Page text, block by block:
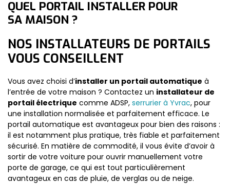
QUEL PORTAIL INSTALLER POUR
SA MAISON ?
NOS INSTALLATEURS DE PORTAILS
VOUS CONSEILLENT
Vous avez choisi d’installer un portail automatique à
l’entrée de votre maison ? Contactez un installateur de
portail électrique comme ADSP, serrurier à Yvrac, pour
une installation normalisée et parfaitement efficace. Le
portail automatique est avantageux pour bien des raisons :
il est notamment plus pratique, très fiable et parfaitement
sécurisé. En matière de commodité, il vous évite d’avoir à
sortir de votre voiture pour ouvrir manuellement votre
porte de garage, ce qui est tout particulièrement
avantageux en cas de pluie, de verglas ou de neige.